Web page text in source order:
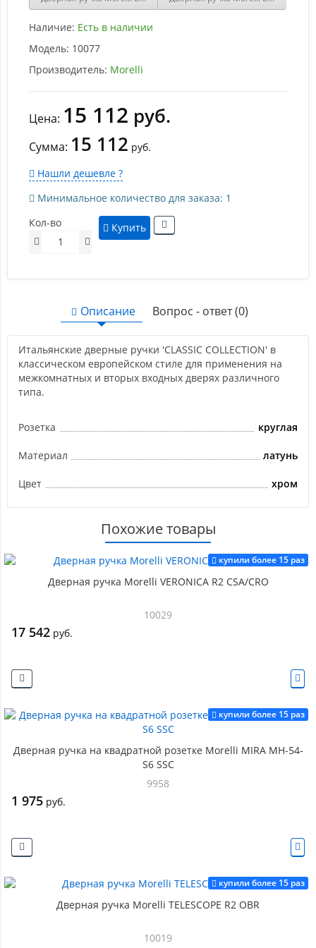
Наличие: Есть в наличии
Модель: 10077
Производитель: Morelli
Цена: 15 112 руб.
Сумма: 15 112 руб.
Нашли дешевле ?
Минимальное количество для заказа: 1
Кол-во
Купить
Описание Вопрос - ответ (0)
Итальянские дверные ручки 'CLASSIC COLLECTION' в
классическом европейском стиле для применения на
межкомнатных и вторых входных дверях различного
типа.
Розетка круглая
Материал латунь
Цвет хром
Похожие товары
купили более 15 раз
Дверная ручка Morelli VERONICA R2 CSA/CRO
10029
17 542 руб.
купили более 15 раз
Дверная ручка на квадратной розетке Morelli MIRA MH-54-
S6 SSC
9958
1 975 руб.
купили более 15 раз
Дверная ручка Morelli TELESCOPE R2 OBR
10019